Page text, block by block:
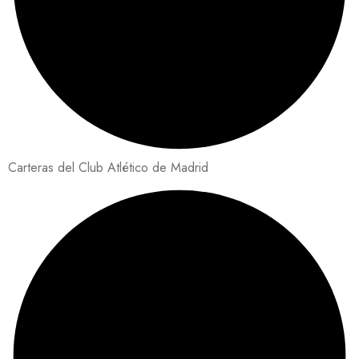
Carteras del Club Atlético de Madrid